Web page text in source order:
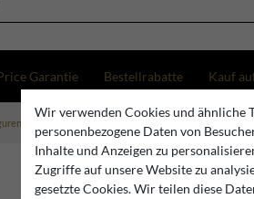
Garantie Bestellrabatte Kauf
Wir verwenden Cookies und ähnliche
personenbezogene Daten von
Inhalte und Anzeigen zu
Zugriffe auf unsere Website zu
gesetzte Cookies. Wir teilen diese